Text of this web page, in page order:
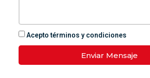
Acepto términos y condiciones
Enviar Mensaje